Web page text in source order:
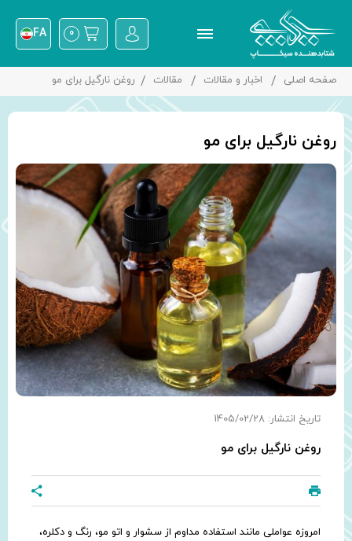
0
FA
صفحه اصلی اخبار و مقالات مقالات روغن نارگیل برای مو
روغن نارگیل برای مو
تاریخ انتشار: 1405/02/28
روغن نارگیل برای مو
امروزه عواملی مانند استفاده مداوم از سشوار و اتو مو، رنگ و دکلره،